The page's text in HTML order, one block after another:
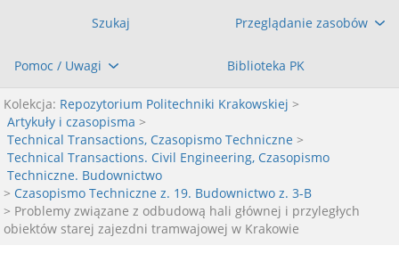
Szukaj Przeglądanie zasobów
Pomoc / Uwagi Biblioteka PK
Kolekcja: Repozytorium Politechniki Krakowskiej >
Artykuły i czasopisma >
Technical Transactions, Czasopismo Techniczne >
Technical Transactions. Civil Engineering, Czasopismo
Techniczne. Budownictwo
> Czasopismo Techniczne z. 19. Budownictwo z. 3-B
> Problemy związane z odbudową hali głównej i przyległych
obiektów starej zajezdni tramwajowej w Krakowie